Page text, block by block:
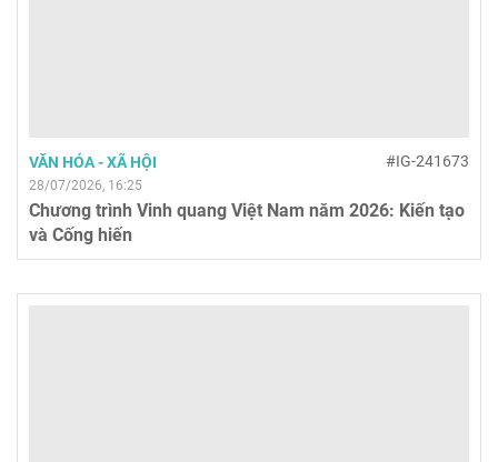
VĂN HÓA - XÃ HỘI #IG-241673
28/07/2026, 16:25
Chương trình Vinh quang Việt Nam năm 2026: Kiến tạo
và Cống hiến